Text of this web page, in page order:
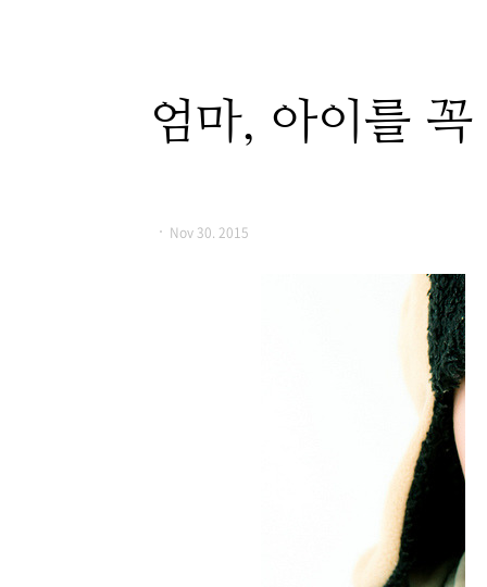
엄마, 아이를
Nov 30. 2015